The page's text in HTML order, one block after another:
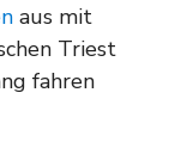
aus mit
Triest
fahren